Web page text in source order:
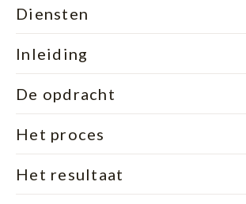
Diensten
Inleiding
De opdracht
Het proces
Het resultaat